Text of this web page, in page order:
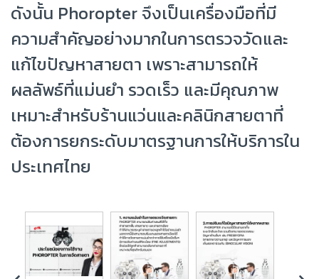
ดังนั้น Phoropter จึงเป็นเครื่องมือที่มี
ความสำคัญอย่างมากในการตรวจวัดและ
แก้ไขปัญหาสายตา เพราะสามารถให้
ผลลัพธ์ที่แม่นยำ รวดเร็ว และมีคุณภาพ
เหมาะสำหรับร้านแว่นและคลินิกสายตาที่
ต้องการยกระดับมาตรฐานการให้บริการใน
ประเทศไทย